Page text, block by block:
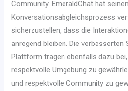
Community. EmeraldChat hat seinen
Konversationsabgleichsprozess
sicherzustellen, dass die
anregend bleiben. Die
Plattform tragen ebenfalls dazu
respektvolle Umgebung zu
und respektvolle Community zu